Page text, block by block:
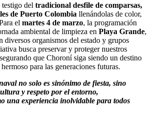
del tradicional desfile de comparsas,
de Puerto Colombia llenándolas de color,
el martes 4 de marzo, la programación
ambiental de limpieza en Playa Grande,
diversos organismos del estado y grupos
busca preservar y proteger nuestros
que Choroní siga siendo un destino
para las generaciones futuras.
no solo es sinónimo de fiesta, sino
y respeto por el entorno,
una experiencia inolvidable para todos